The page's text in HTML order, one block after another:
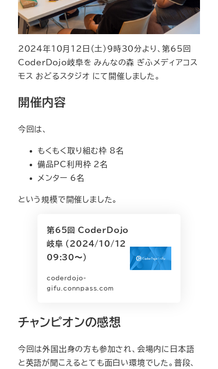
2024年10月12日（土）9時30分より、第65回
CoderDojo岐阜を みんなの森 ぎふメディアコス
モス おどるスタジオ にて開催しました。
開催内容
今回は、
もくもく取り組む枠 8名
備品PC利用枠 2名
メンター 6名
という規模で開催しました。
第65回 CoderDojo
岐阜 (2024/10/12
09:30〜)
coderdojo-
gifu.connpass.com
チャンピオンの感想
今回は外国出身の方も参加され、会場内に日本語
と英語が聞こえるとても面白い環境でした。普段、